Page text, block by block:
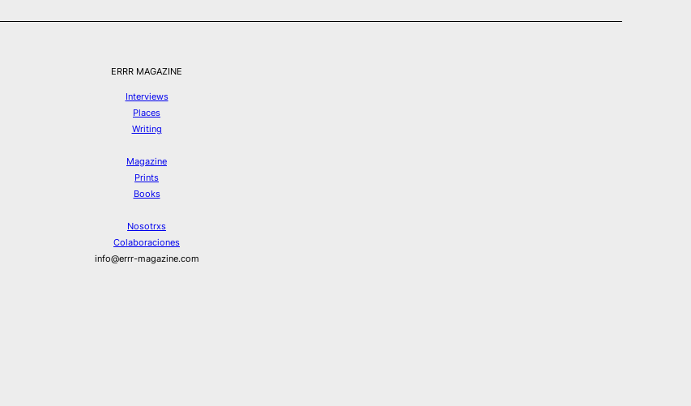
ERRR MAGAZINE
Interviews
Places
Writing
Magazine
Prints
Books
Nosotrxs
Colaboraciones
info@errr-magazine.com